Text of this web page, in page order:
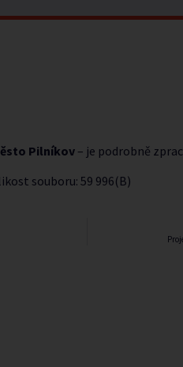
Pilníkov– je podrobně
souboru: 59 996(B)